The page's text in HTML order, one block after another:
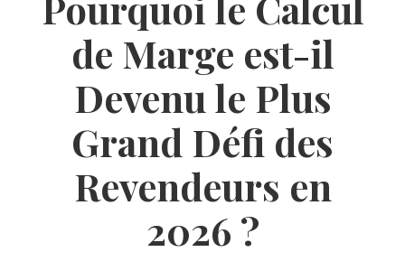
de Marge est-il
Devenu le Plus
Grand Défi des
Revendeurs en
2026 ?